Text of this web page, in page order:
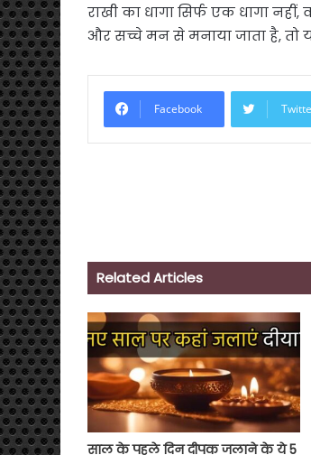
राखी का धागा सिर्फ एक धागा
और सच्चे मन से मनाया जाता है, तो
Facebook
Related Articles
साल के पहले दिन दीपक जलाने के ये 5